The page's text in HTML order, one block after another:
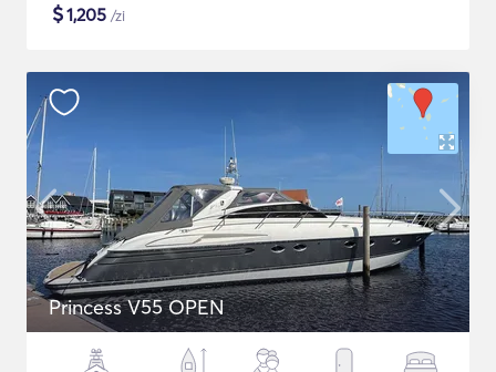
$1,205 /zi
Princess V55 OPEN